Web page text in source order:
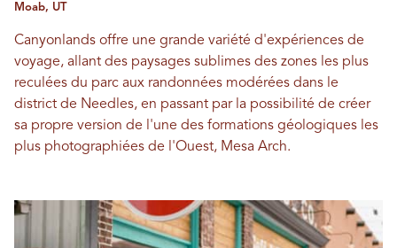
Moab, UT
Canyonlands offre une grande variété d'expériences de
voyage, allant des paysages sublimes des zones les plus
reculées du parc aux randonnées modérées dans le
district de Needles, en passant par la possibilité de créer
sa propre version de l'une des formations géologiques les
plus photographiées de l'Ouest, Mesa Arch.